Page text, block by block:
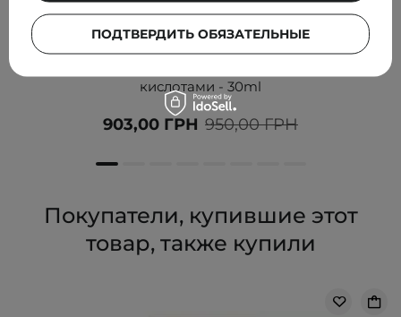
Anua - Azelaic Acid 10 Hyaluron Redness Soothing
кислотами - 30ml
950,00 ГРН
903,00 ГРН
Покупатели, купившие этот
товар, также купили
ПОДТВЕРДИТЬ ОБЯЗАТЕЛЬНЫЕ